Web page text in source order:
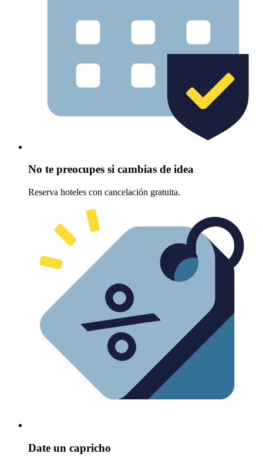
No te preocupes si cambias de idea
Reserva hoteles con cancelación gratuita.
Date un capricho